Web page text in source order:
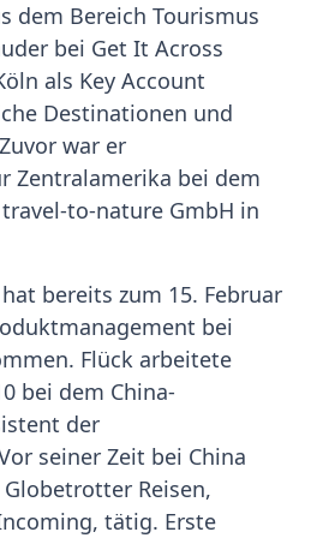
dem Bereich Tourismus
bei Get It Across
als Key Account
Destinationen und
war er
Zentralamerika bei dem
to-nature GmbH in
hat bereits zum 15. Februar
bei
Flück arbeitete
bei dem China-
der
seiner Zeit bei China
Reisen,
tätig. Erste